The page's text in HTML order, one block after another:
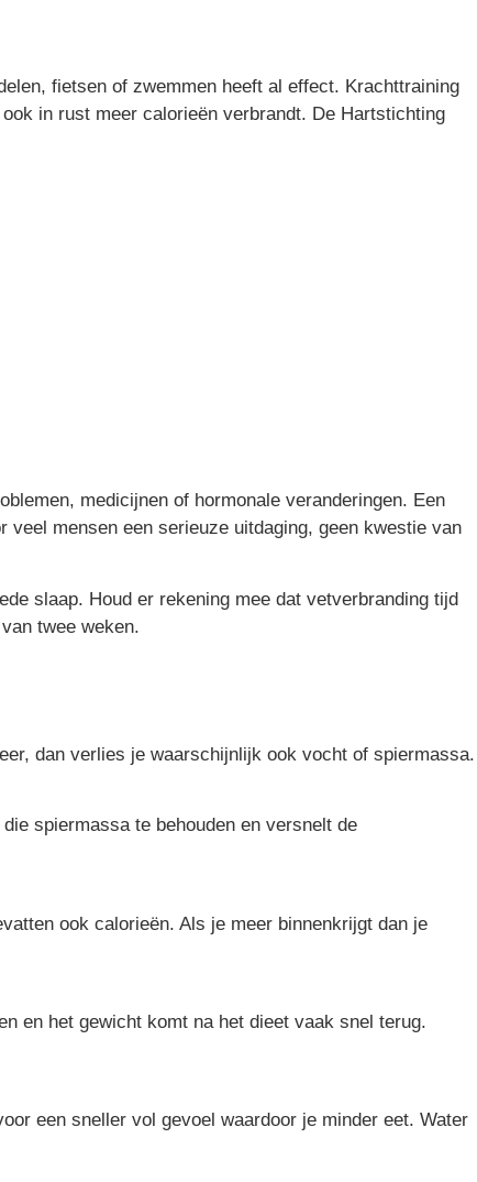
fietsen of zwemmen heeft al effect. Krachttraining
in rust meer calorieën verbrandt. De Hartstichting
medicijnen of hormonale veranderingen. Een
mensen een serieuze uitdaging, geen kwestie van
slaap. Houd er rekening mee dat vetverbranding tijd
twee weken.
dan verlies je waarschijnlijk ook vocht of spiermassa.
spiermassa te behouden en versnelt de
ook calorieën. Als je meer binnenkrijgt dan je
en het gewicht komt na het dieet vaak snel terug.
een sneller vol gevoel waardoor je minder eet. Water